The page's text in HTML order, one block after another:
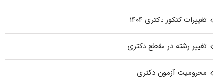
تغییرات کنکور دکتری ۱۴۰۴
تغییر رشته در مقطع دکتری
محرومیت آزمون دکتری